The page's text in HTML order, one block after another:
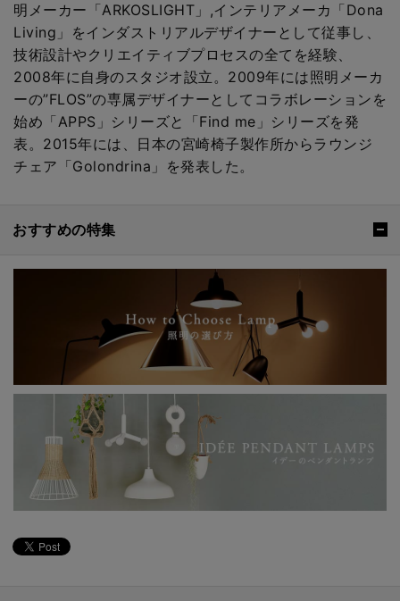
明メーカー「ARKOSLIGHT」,インテリアメーカ「Dona
Living」をインダストリアルデザイナーとして従事し、
技術設計やクリエイティブプロセスの全てを経験、
2008年に自身のスタジオ設立。2009年には照明メーカ
ーの”FLOS”の専属デザイナーとしてコラボレーションを
始め「APPS」シリーズと「Find me」シリーズを発
表。2015年には、日本の宮崎椅子製作所からラウンジ
チェア「Golondrina」を発表した。
おすすめの特集